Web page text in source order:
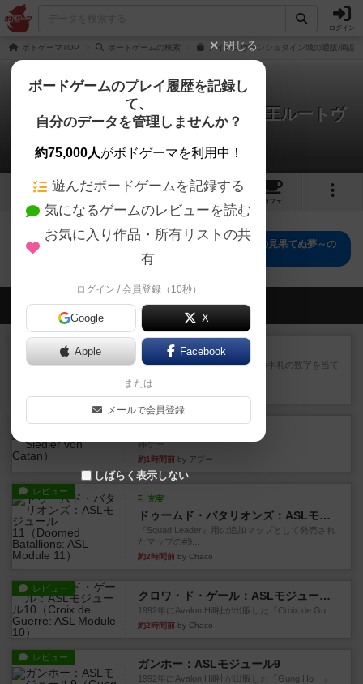
ログイン
ボドゲーマTOP ボードゲームの検索 ノイシュヴァンシュタイン城の通販/商品
ノイシュヴァンシュタイン城 ～狂王ルートヴ
ィヒの見果てぬ夢～
0件の動画
20 15
カフェ
ノイシュヴァンシュタイン城 ～狂王ルートヴィヒの見果てぬ夢～の
トップに戻る
会員の新しい投稿
レビュー ゴットファイブ！
自分の前に背を向けて並ぶ5枚の手札の数字を当て
約1時間前
レビュー
神ゲー
約1時間前 by アプー
レビュー
充実
ドゥームド・バタリオンズ：ASLモジュール11
『Squad Leader』用の追加マップとして発売され
たマップの#9...
約2時間前 by Chaco
レビュー
クロワ・ド・ゲール：ASLモジュール10
1992年にAvalon Hill社が出版した『Croix de Gu...
約2時間前 by Chaco
レビュー ガンホー：ASLモジュール9
1992年にAvalon Hill社が出版した『Gung Ho！』
閉じる
ボードゲームのプレイ履歴を記録し
て、
自分のデータを管理しませんか？
約75,000人がボドゲーマを利用中！
遊んだボードゲームを記録する
気になるゲームのレビューを読む
お気に入り作品・所有リストの共
有
ログイン / 会員登録（10秒）
Google X
Apple Facebook
または
メールで会員登録
しばらく表示しない